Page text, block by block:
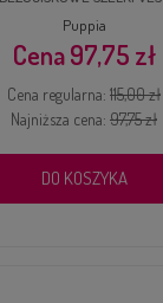
Puppia
97,75 zł
Cena regularna: 115,00 zł
Najniższa cena: 97,75 zł
DO KOSZYKA